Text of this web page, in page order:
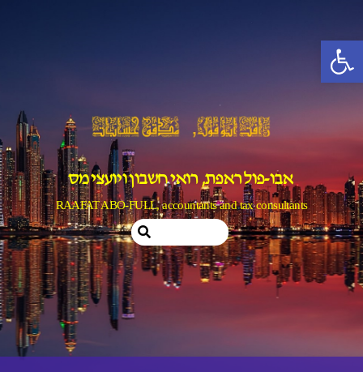
פתח סרגל נגישות
content
אבו-פול ראפת, רואי חשבון ויועצי מס
RAAFAT ABO-FULL, accountants and tax consultants